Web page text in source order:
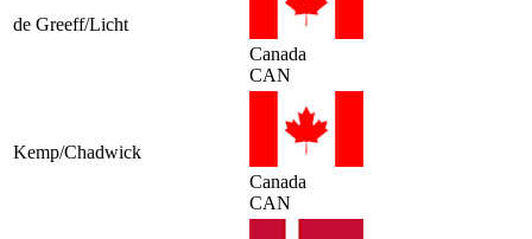
de Greeff/Licht
Canada
CAN
Kemp/Chadwick
Canada
CAN